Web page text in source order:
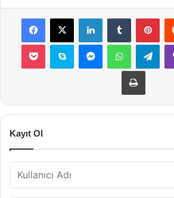
Facebook
X LinkedInTumblr
Pocket Skype MessengerWhatsApp
Yazdır
Kayıt Ol